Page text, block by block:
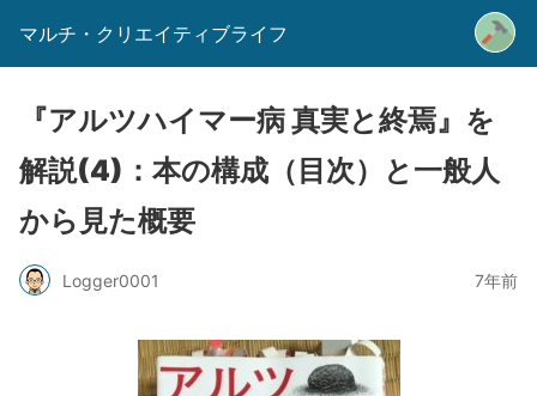
マルチ・クリエイティブライフ
『アルツハイマー病 真実と終焉』を
解説(4)：本の構成（目次）と一般人
から見た概要
Logger0001 7年前